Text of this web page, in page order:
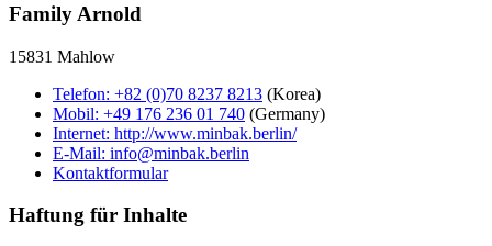
Family Arnold
15831 Mahlow
Telefon: +82 (0)70 8237 8213 (Korea)
Mobil: +49 176 236 01 740 (Germany)
Internet: http://www.minbak.berlin/
E-Mail: info@minbak.berlin
Kontaktformular
Haftung für Inhalte